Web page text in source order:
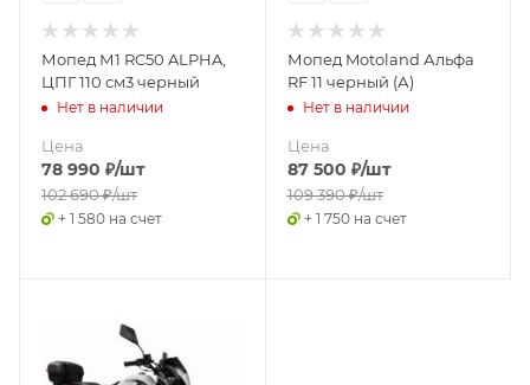
Мопед М1 RC50 ALPHA,
ЦПГ 110 см3 черный
Нет в наличии
Цена
78 990 ₽/шт
102 690₽/шт
+ 1 580 на счет
Мопед Motoland Альфа
RF 11 черный (А)
Нет в наличии
Цена
87 500 ₽/шт
109 390₽/шт
+ 1 750 на счет